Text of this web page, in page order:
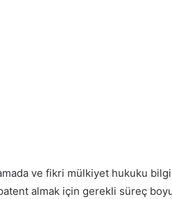
ve fikri mülkiyet hukuku
almak için gerekli süreç